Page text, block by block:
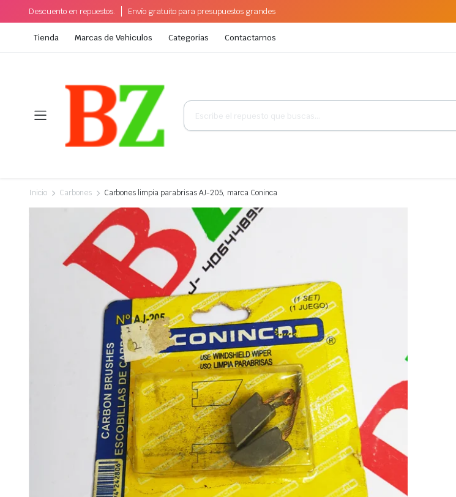
Descuento en repuestos. Envío gratuito para presupuestos grandes
Tienda Marcas de Vehiculos Categorias Contactarnos
Búsqueda
productos
Inicio Carbones Carbones limpia parabrisas AJ-205, marca Coninca